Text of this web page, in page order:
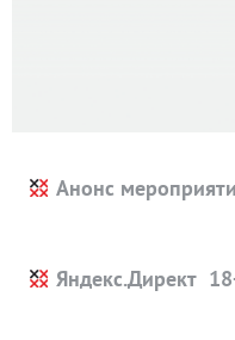
Анонс
Яндекс.Директ